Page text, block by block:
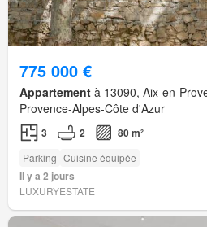
775 000 €
Appartement à 13090, Aix-en-
Provence-Alpes-Côte d'Azur
3 2 80 m²
Parking Cuisine équipée
Il y a 2 jours
LUXURYESTATE